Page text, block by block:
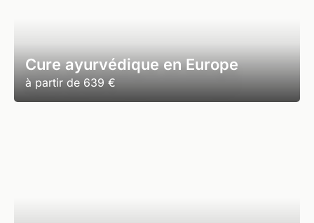
Cure ayurvédique en Europe
à partir de 639 €